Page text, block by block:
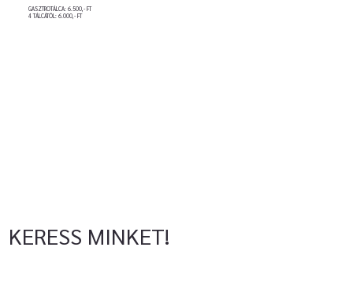
GASZTROTÁLCA: 6.500,- FT
4 TÁLCÁTÓL: 6.000,- FT
KERESS MINKET!